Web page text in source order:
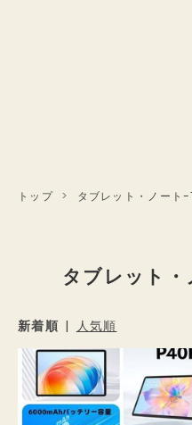
トップ > タブレット・ノー
タブレット
新着順 人気順